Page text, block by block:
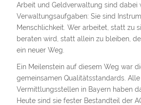
Arbeit und Geldverwaltung sind dabei
Verwaltungsaufgaben: Sie sind
Menschlichkeit. Wer arbeitet, statt zu
beraten wird, statt allein zu bleiben,
ein neuer Weg.
Ein Meilenstein auf diesem Weg war
gemeinsamen Qualitätsstandards. Alle
Vermittlungsstellen in Bayern haben
Heute sind sie fester Bestandteil der